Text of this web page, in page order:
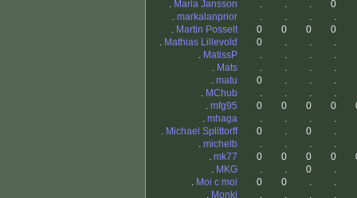
. Maria Jansson . . .
0
. markalanprior . . .
.
. Martin Posselt 0 0 0
0
. Mathias Lillevold 0 . .
.
. MatissP . . .
.
. Mats . . .
.
. matu 0 . .
.
. MChub . . .
.
. mfg95 0 0 0 0
. mhaga . . .
.
. Michael Splittorff 0 . 0
.
. michelb . . .
.
. mk77 0 0 0 0
. MKG . . 0
.
. Moi c moi 0 0 .
.
. Monki . . .
.